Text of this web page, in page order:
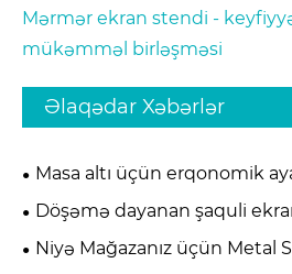
Mərmər ekran stendi -
mükəmməl birləşməsi
Əlaqədar Xəbərlər
Masa altı üçün erqonomik
müasir ofis rahatlığı üçün
Döşəmə dayanan şaquli
pərakəndə satış və sərgi
effektiv həll edən nədir
Niyə Mağazanız üçün Metal